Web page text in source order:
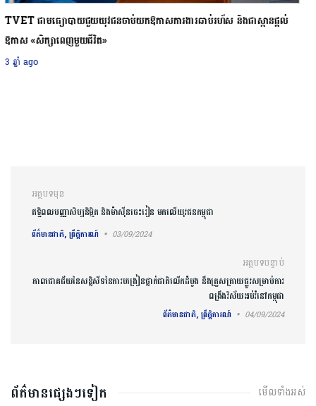
៥គន្លឹះដើម្បីជំរុញការផ្ចង់អារម្មណ៍ និងបង្កើនថាមពលដោយវិធីសាមញ្ញៗ
3 ឆ្នាំ ago
ការ​នាំទិស​ប្រកាស
អត្ថបទមុន
ឥទ្ធិពលបញ្ញាសិប្បនិម្មិត និងម៉ាស៊ីនចេះរៀន មកលើយុវជនកម្ពុជា
ព័ត៌មានជាតិ, ព្រឹត្តិការណ៍ 03/09/2024
អត្ថបទបន្ទាប់
ភាពជោគជ័យនៃសន្និសីទនៃការបង្រៀនថ្នាក់ជាតិលើកដំបូង នឹងត្រួសត្រាយផ្លូវសម្រាប់ការ
ពង្រឹងវិស័យអប់រំនៅកម្ពុជា
ព័ត៌មានជាតិ, ព្រឹត្តិការណ៍ 04/09/2024
ព័ត៌មានផ្សេងៗទៀត មើលទាំងអស់